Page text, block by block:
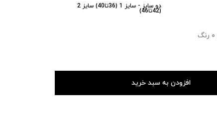
دو سایز - سایز 1 (36تا40) سایز 2
(42تا46)
افزودن به سبد خرید